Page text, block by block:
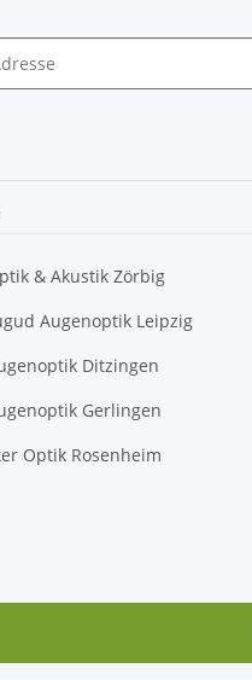
& Akustik Zörbig
Augenoptik Leipzig
Ditzingen
Gerlingen
Optik Rosenheim